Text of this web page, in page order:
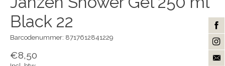
Black 22
Barcodenummer: 8717612841229
€8,50